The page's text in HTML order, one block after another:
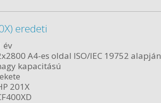
eredeti
év
A4-es oldal ISO/IEC 19752 alapján
kapacitású
201X